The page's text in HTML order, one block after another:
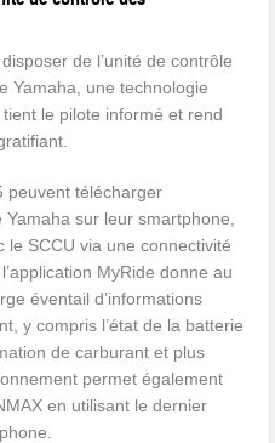
de l’unité de contrôle
Yamaha, une technologie
le pilote informé et rend
peuvent télécharger
sur leur smartphone,
SCCU via une connectivité
MyRide donne au
éventail d’informations
y compris l’état de la batterie
de carburant et plus
permet également
en utilisant le dernier